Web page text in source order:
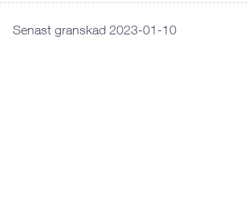
Senast granskad 2023-01-10